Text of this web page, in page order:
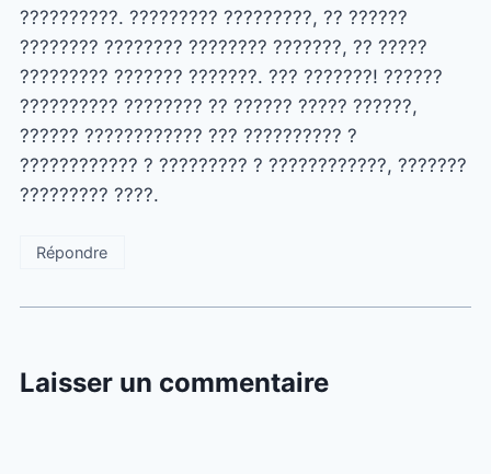
??????????. ????????? ?????????, ?? ??????
???????? ???????? ???????? ???????, ?? ?????
????????? ??????? ???????. ??? ???????! ??????
?????????? ???????? ?? ?????? ????? ??????,
?????? ???????????? ??? ?????????? ?
???????????? ? ????????? ? ????????????, ???????
????????? ????.
Répondre
Laisser un commentaire